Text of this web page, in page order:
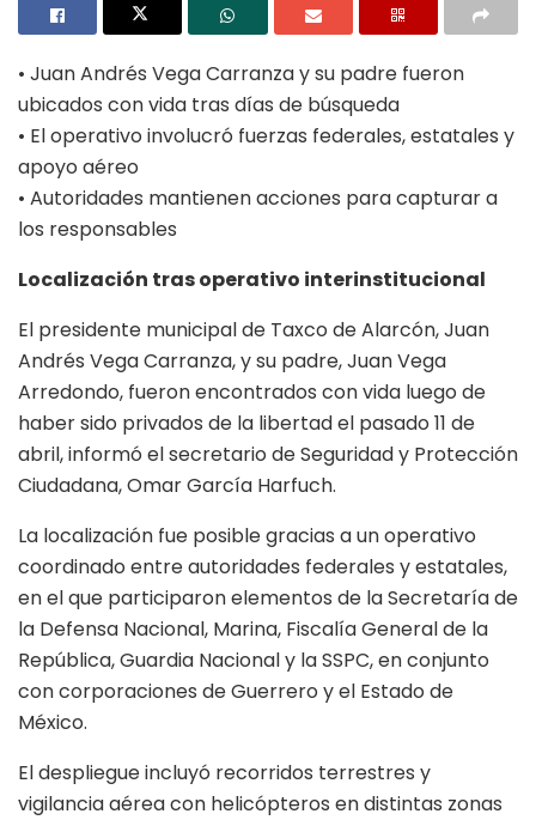
• Juan Andrés Vega Carranza y su padre fueron
ubicados con vida tras días de búsqueda
• El operativo involucró fuerzas federales, estatales y
apoyo aéreo
• Autoridades mantienen acciones para capturar a
los responsables
Localización tras operativo interinstitucional
El presidente municipal de Taxco de Alarcón, Juan
Andrés Vega Carranza, y su padre, Juan Vega
Arredondo, fueron encontrados con vida luego de
haber sido privados de la libertad el pasado 11 de
abril, informó el secretario de Seguridad y Protección
Ciudadana, Omar García Harfuch.
La localización fue posible gracias a un operativo
coordinado entre autoridades federales y estatales,
en el que participaron elementos de la Secretaría de
la Defensa Nacional, Marina, Fiscalía General de la
República, Guardia Nacional y la SSPC, en conjunto
con corporaciones de Guerrero y el Estado de
México.
El despliegue incluyó recorridos terrestres y
vigilancia aérea con helicópteros en distintas zonas